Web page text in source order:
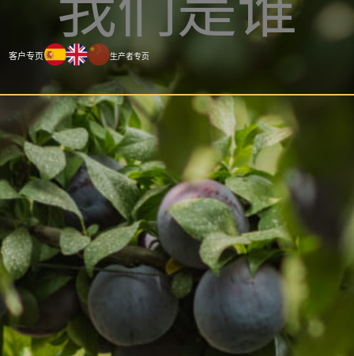
生产者专页
客户专页 我们是谁